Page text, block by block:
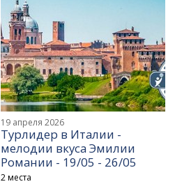
19 апреля 2026
Турлидер в Италии -
мелодии вкуса Эмилии
Романии - 19/05 - 26/05
2 места